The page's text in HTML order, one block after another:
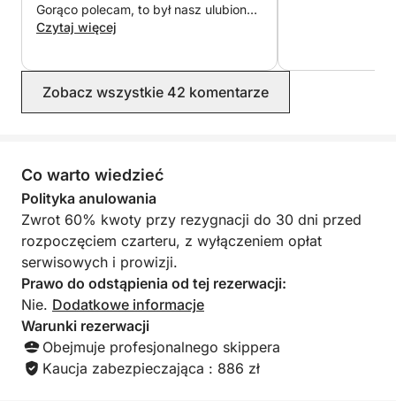
za siebie”.
Wewnątrz:
- Toaleta.
Pozostała część wnętrza jest prywatna, ponieważ
mieszkam na żaglówce.
---------------------------------------
"DODATKOWE USŁUGI W CENIE" (sprzęt do
sportów wodnych).
- 1 platforma pływająca (tylko na 8 godzin).
- 1 deska SUP
Gorąco polecam, to był nasz ulubiony
dzień wakacji.
Czytaj więcej
Zobacz wszystkie 42 komentarze
Co warto wiedzieć
Polityka anulowania
Zwrot 60% kwoty przy rezygnacji do 30 dni przed
rozpoczęciem czarteru, z wyłączeniem opłat
serwisowych i prowizji.
Prawo do odstąpienia od tej rezerwacji:
Nie. Dodatkowe informacje
Warunki rezerwacji
Obejmuje profesjonalnego skippera
Kaucja zabezpieczająca : 886 zł